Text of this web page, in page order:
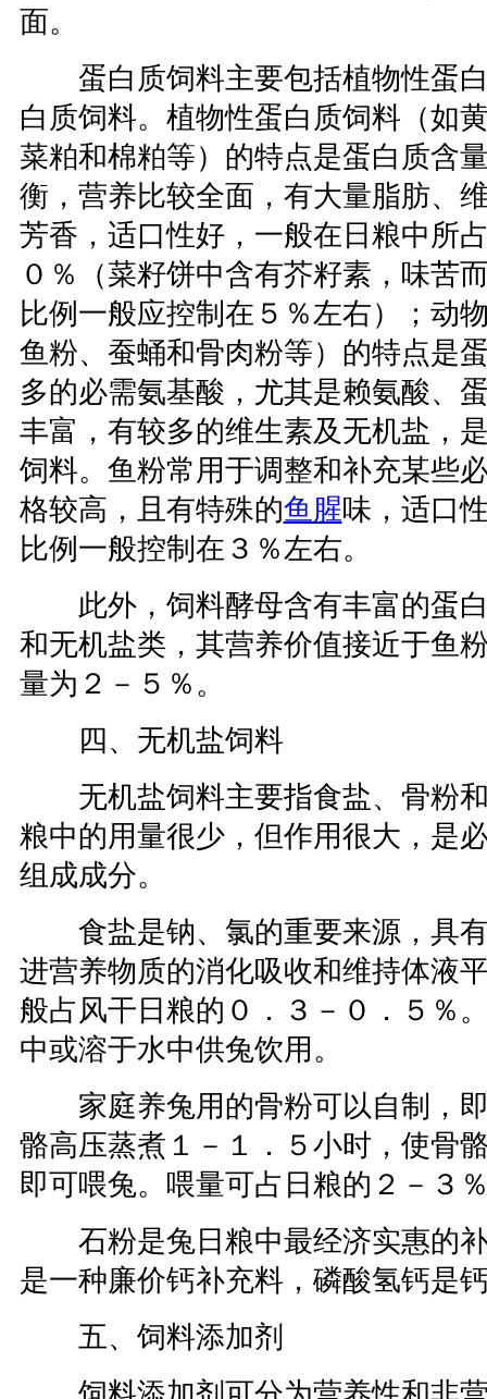
面。
蛋白质饲料主要包括植物性蛋白
白质饲料。植物性蛋白质饲料（如
菜粕和棉粕等）的特点是蛋白质含
衡，营养比较全面，有大量脂肪、
芳香，适口性好，一般在日粮中所
０％（菜籽饼中含有芥籽素，味苦
比例一般应控制在５％左右）；动
鱼粉、蚕蛹和骨肉粉等）的特点是
多的必需氨基酸，尤其是赖氨酸、
丰富，有较多的维生素及无机盐，
饲料。鱼粉常用于调整和补充某些
格较高，且有特殊的鱼腥味，适口
比例一般控制在３％左右。
此外，饲料酵母含有丰富的蛋白
和无机盐类，其营养价值接近于鱼
量为２－５％。
四、无机盐饲料
无机盐饲料主要指食盐、骨粉和
粮中的用量很少，但作用很大，是
组成成分。
食盐是钠、氯的重要来源，具有
进营养物质的消化吸收和维持体液
般占风干日粮的０．３－０．５％
中或溶于水中供兔饮用。
家庭养兔用的骨粉可以自制，即
骼高压蒸煮１－１．５小时，使骨
即可喂兔。喂量可占日粮的２－３
石粉是兔日粮中最经济实惠的补
是一种廉价钙补充料，磷酸氢钙是
五、饲料添加剂